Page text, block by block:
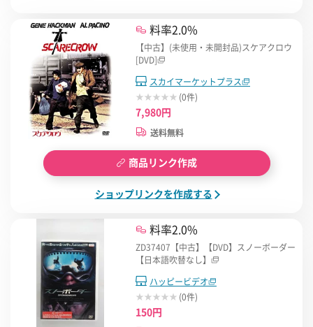
料率2.0%
【中古】(未使用・未開封品)スケアクロウ
[DVD]
スカイマーケットプラス
(0件)
7,980円
送料無料
商品リンク作成
ショップリンクを作成する
料率2.0%
ZD37407【中古】【DVD】スノーボーダー
【日本語吹替なし】
ハッピービデオ
(0件)
150円